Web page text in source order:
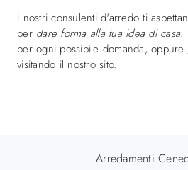
I nostri consulenti d'arredo ti
per dare forma alla tua idea di casa:
per ogni possibile domanda, oppure
visitando il nostro sito.
Arredamenti